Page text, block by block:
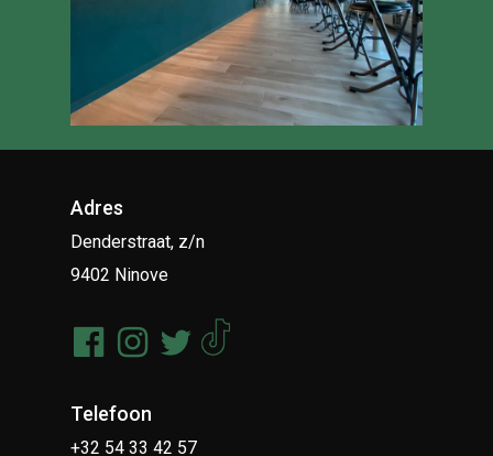
Adres
Denderstraat, z/n
9402 Ninove
Telefoon
+32 54 33 42 57